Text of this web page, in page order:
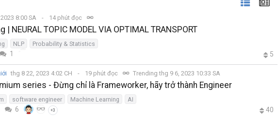
8:00 SA 14 phút đọc
| NEURAL TOPIC MODEL VIA OPTIMAL TRANSPORT
NLP Probability & Statistics
1 5
thg 8 22, 2023 4:02 CH 19 phút đọc Trending thg 9 6, 2023 10:33 SA
series - Đừng chỉ là Frameworker, hãy trở thành Engineer
software engineer Machine Learning AI
6 +3 40